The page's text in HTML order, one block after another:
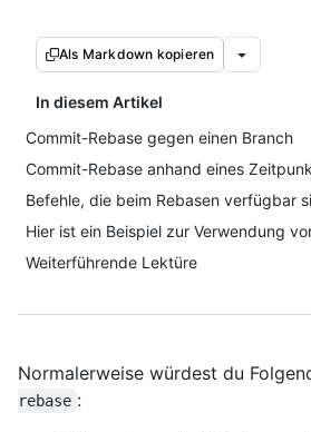
Als Markdown kopieren
In diesem Artikel
Commit-Rebase gegen einen Branch
Commit-Rebase anhand eines
Befehle, die beim Rebasen verfügbar
Hier ist ein Beispiel zur Verwendung
Weiterführende Lektüre
Normalerweise würdest du
rebase :